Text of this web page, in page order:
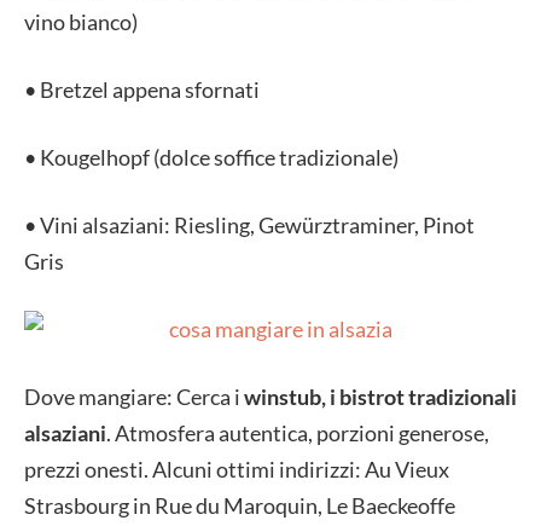
vino bianco)
• Bretzel appena sfornati
• Kougelhopf (dolce soffice tradizionale)
• Vini alsaziani: Riesling, Gewürztraminer, Pinot
Gris
Dove mangiare:Cerca iwinstub, i bistrot tradizionali
alsaziani. Atmosfera autentica, porzioni generose,
prezzi onesti. Alcuni ottimi indirizzi: Au Vieux
Strasbourg in Rue du Maroquin, Le Baeckeoffe